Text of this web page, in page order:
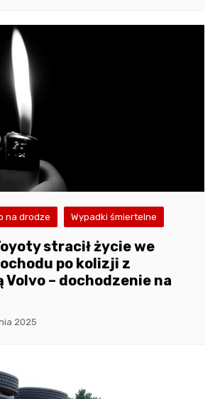
na drodze Wypadki śmiertelne
stracił życie we
po kolizji z
Volvo – dochodzenie na
2025